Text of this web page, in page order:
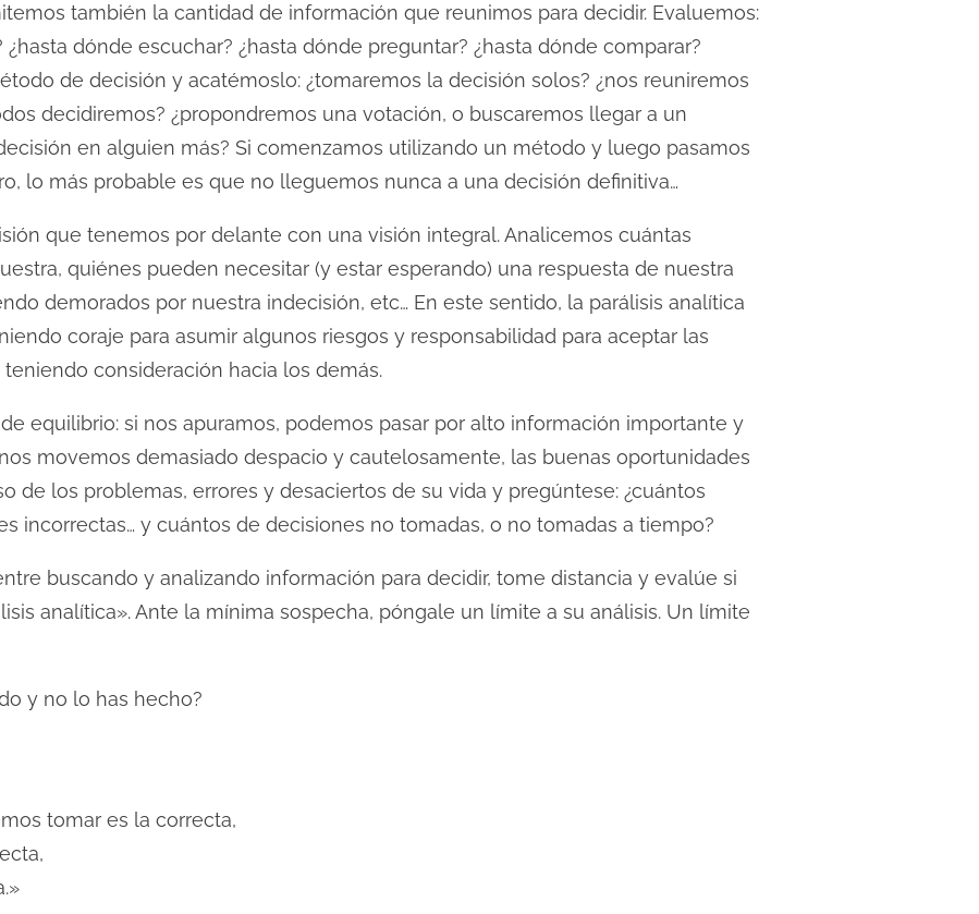
también la cantidad de información que reunimos para decidir. Evaluemos:
dónde escuchar? ¿hasta dónde preguntar? ¿hasta dónde comparar?
de decisión y acatémoslo: ¿tomaremos la decisión solos? ¿nos reuniremos
decidiremos? ¿propondremos una votación, o buscaremos llegar a un
en alguien más? Si comenzamos utilizando un método y luego pasamos
lo más probable es que no lleguemos nunca a una decisión definitiva…
que tenemos por delante con una visión integral. Analicemos cuántas
quiénes pueden necesitar (y estar esperando) una respuesta de nuestra
demorados por nuestra indecisión, etc… En este sentido, la parálisis analítica
coraje para asumir algunos riesgos y responsabilidad para aceptar las
consideración hacia los demás.
equilibrio: si nos apuramos, podemos pasar por alto información importante y
movemos demasiado despacio y cautelosamente, las buenas oportunidades
de los problemas, errores y desaciertos de su vida y pregúntese: ¿cuántos
incorrectas… y cuántos de decisiones no tomadas, o no tomadas a tiempo?
buscando y analizando información para decidir, tome distancia y evalúe si
analítica». Ante la mínima sospecha, póngale un límite a su análisis. Un límite
y no lo has hecho?
tomar es la correcta,